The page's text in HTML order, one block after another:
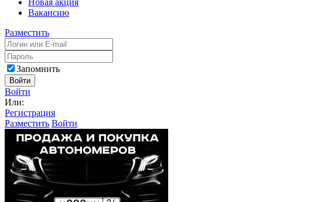
Новая акция
Вакансию
Разместить
Запомнить
Войти
Войти
Или:
Регистрация
Разместить Войти